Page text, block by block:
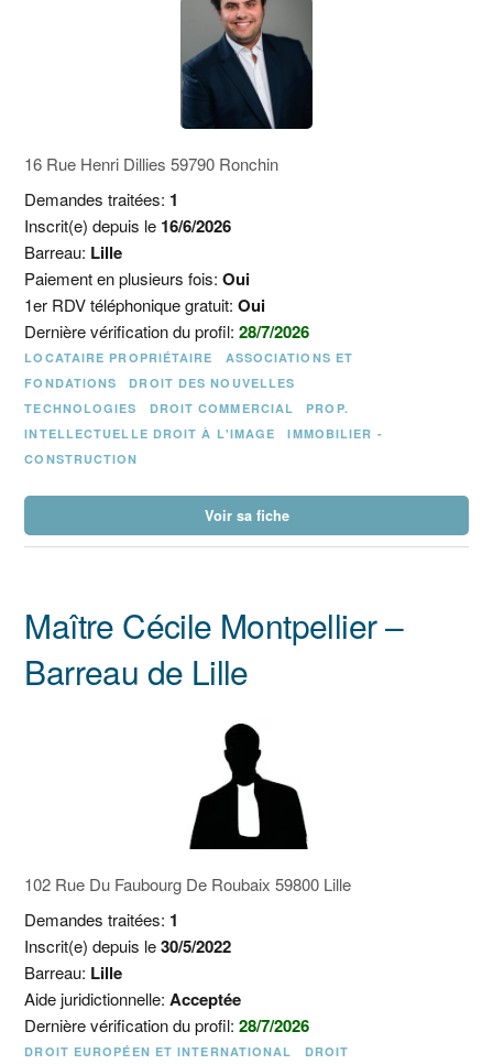
16 Rue Henri Dillies 59790 Ronchin
Demandes traitées: 1
Inscrit(e) depuis le 16/6/2026
Barreau: Lille
Paiement en plusieurs fois:Oui
1er RDV téléphonique gratuit:Oui
Dernière vérification du profil:28/7/2026
LOCATAIRE PROPRIÉTAIRE
ASSOCIATIONS ET
FONDATIONS
DROIT DES NOUVELLES
TECHNOLOGIES
DROIT COMMERCIAL
PROP.
INTELLECTUELLE DROIT À L'IMAGE
IMMOBILIER -
CONSTRUCTION
Voir sa fiche
Maître Cécile Montpellier –
Barreau de Lille
102 Rue Du Faubourg De Roubaix 59800 Lille
Demandes traitées: 1
Inscrit(e) depuis le30/5/2022
Barreau: Lille
Aide juridictionnelle:Acceptée
Dernière vérification du profil:28/7/2026
DROIT EUROPÉEN ET INTERNATIONAL
DROIT